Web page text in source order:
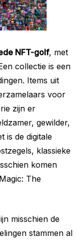
NFT-golf, met
collectie is een
Items uit
voor
zijn er
gewilder,
is de digitale
klassieke
komen
The
misschien de
stammen al